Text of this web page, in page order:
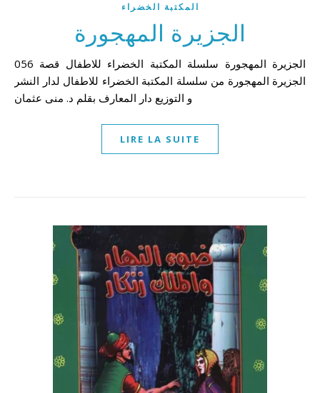
المكتبة الخضراء
الجزيرة المهجورة
056 الجزيرة المهجورة سلسلة المكتبة الخضراء للاطفال قصة
الجزيرة المهجورة من سلسلة المكتبة الخضراء للاطفال لدار النشر
LIRE LA SUITE